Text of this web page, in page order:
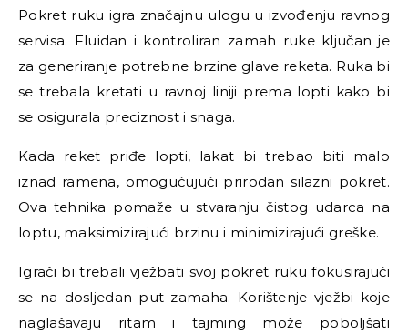
Pokret ruku igra značajnu ulogu u izvođenju ravnog
servisa. Fluidan i kontroliran zamah ruke ključan je
za generiranje potrebne brzine glave reketa. Ruka bi
se trebala kretati u ravnoj liniji prema lopti kako bi
se osigurala preciznost i snaga.
Kada reket priđe lopti, lakat bi trebao biti malo
iznad ramena, omogućujući prirodan silazni pokret.
Ova tehnika pomaže u stvaranju čistog udarca na
loptu, maksimizirajući brzinu i minimizirajući greške.
Igrači bi trebali vježbati svoj pokret ruku fokusirajući
se na dosljedan put zamaha. Korištenje vježbi koje
naglašavaju ritam i tajming može poboljšati